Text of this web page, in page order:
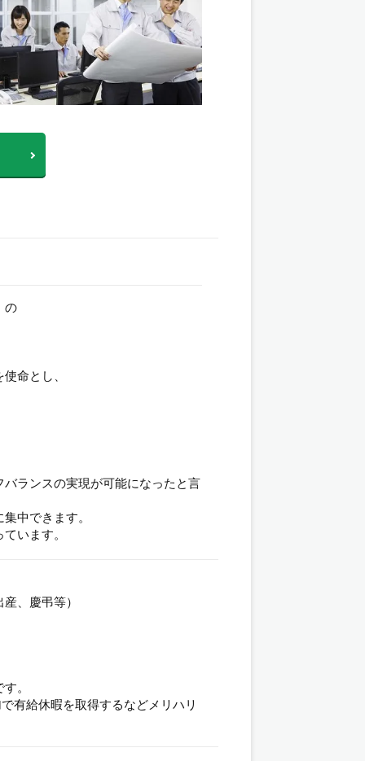
の
命とし、
ランスの実現が可能になったと言
中できます。
います。
、慶弔等）
。
有給休暇を取得するなどメリハリ